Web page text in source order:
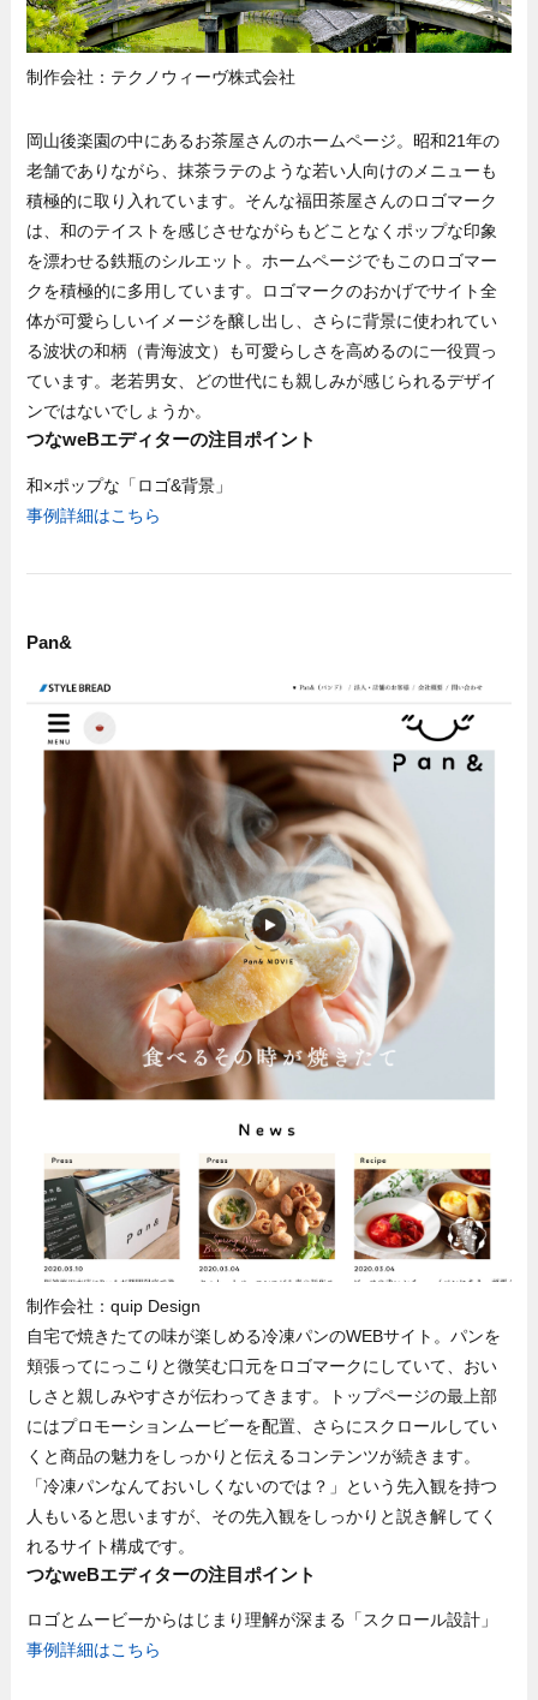
制作会社：テクノウィーヴ株式会社
岡山後楽園の中にあるお茶屋さんのホームページ。昭和21年の
老舗でありながら、抹茶ラテのような若い人向けのメニューも
積極的に取り入れています。そんな福田茶屋さんのロゴマーク
は、和のテイストを感じさせながらもどことなくポップな印象
を漂わせる鉄瓶のシルエット。ホームページでもこのロゴマー
クを積極的に多用しています。ロゴマークのおかげでサイト全
体が可愛らしいイメージを醸し出し、さらに背景に使われてい
る波状の和柄（青海波文）も可愛らしさを高めるのに一役買っ
ています。老若男女、どの世代にも親しみが感じられるデザイ
ンではないでしょうか。
つなweBエディターの注目ポイント
和×ポップな「ロゴ&背景」
事例詳細はこちら
Pan&
制作会社：quip Design
自宅で焼きたての味が楽しめる冷凍パンのWEBサイト。パンを
頬張ってにっこりと微笑む口元をロゴマークにしていて、おい
しさと親しみやすさが伝わってきます。トップページの最上部
にはプロモーションムービーを配置、さらにスクロールしてい
くと商品の魅力をしっかりと伝えるコンテンツが続きます。
「冷凍パンなんておいしくないのでは？」という先入観を持つ
人もいると思いますが、その先入観をしっかりと説き解してく
れるサイト構成です。
つなweBエディターの注目ポイント
ロゴとムービーからはじまり理解が深まる「スクロール設計」
事例詳細はこちら